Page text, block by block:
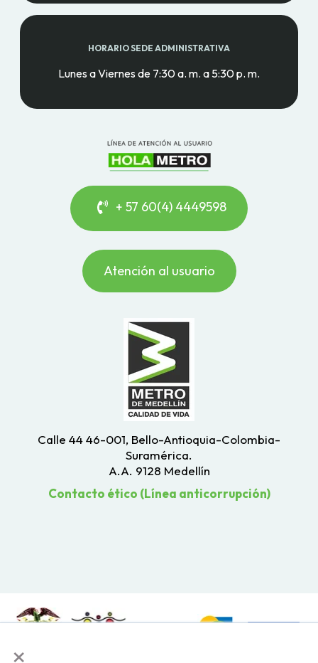
×
HORARIO SEDE ADMINISTRATIVA
Lunes a Viernes de 7:30 a. m. a 5:30 p. m.
+ 57 60(4) 4449598
Atención al usuario
Calle 44 46-001, Bello-Antioquia-Colombia-
Suramérica.
A.A. 9128 Medellín
Contacto ético (Línea anticorrupción)